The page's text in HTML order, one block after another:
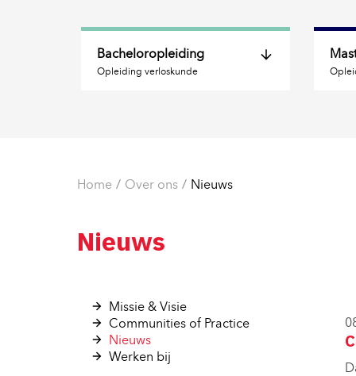
Bacheloropleiding
Opleiding verloskunde
Voorzieningen
Home Over ons Nieuws
Nieuws
Missie & Visie
Communities of Practice
Nieuws
Werken bij